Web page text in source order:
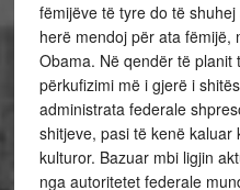
fëmijëve të tyre do të
herë mendoj për ata fëmijë,
Obama. Në qendër të
përkufizimi më i gjerë i
administrata federale
shitjeve, pasi të kenë kaluar
kulturor. Bazuar mbi ligjin
nga autoritetet federale